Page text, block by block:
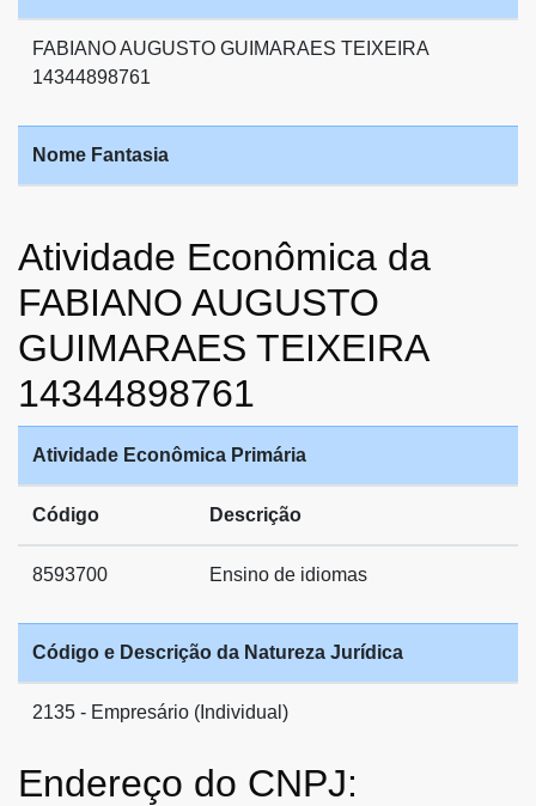
FABIANO AUGUSTO GUIMARAES TEIXEIRA
14344898761
Nome Fantasia
Atividade Econômica da
FABIANO AUGUSTO
GUIMARAES TEIXEIRA
14344898761
Atividade Econômica Primária
Código Descrição
8593700 Ensino de idiomas
Código e Descrição da Natureza Jurídica
2135 - Empresário (Individual)
Endereço do CNPJ: